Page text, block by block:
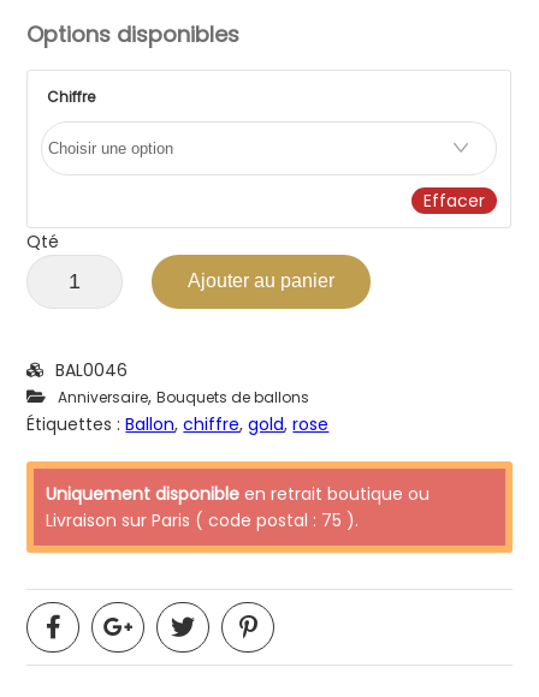
Options disponibles
Chiffre
Effacer
Qté
Ajouter au panier
BAL0046
Anniversaire,Bouquets de ballons
Étiquettes :Ballon,chiffre,gold,rose
Uniquement disponible en retrait boutique ou
Livraison sur Paris ( code postal : 75 ).